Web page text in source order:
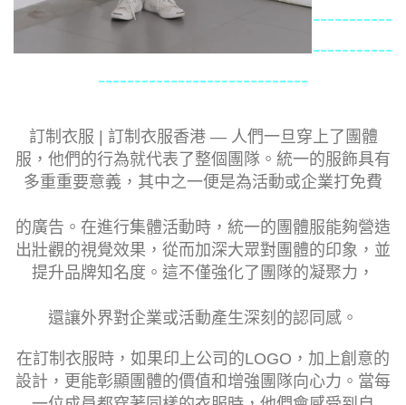
-----------
-----------
-----------------------------
訂制衣服 | 訂制衣服香港 — 人們一旦穿上了團體
服，他們的行為就代表了整個團隊。統一的服飾具有
多重重要意義，其中之一便是為活動或企業打免費
的廣告。在進行集體活動時，統一的團體服能夠營造
出壯觀的視覺效果，從而加深大眾對團體的印象，並
提升品牌知名度。這不僅強化了團隊的凝聚力，
還讓外界對企業或活動產生深刻的認同感。
在訂制衣服時，如果印上公司的LOGO，加上創意的
設計，更能彰顯團體的價值和增強團隊向心力。當每